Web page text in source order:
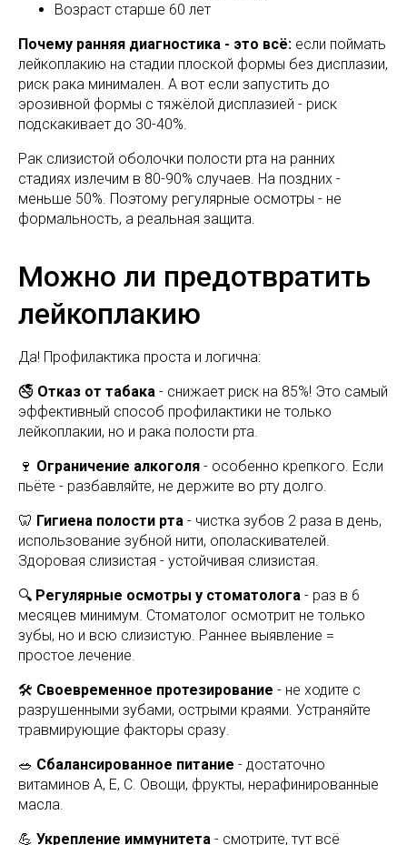
Возраст старше 60 лет
Почему ранняя диагностика - это всё: если поймать
лейкоплакию на стадии плоской формы без дисплазии,
риск рака минимален. А вот если запустить до
эрозивной формы с тяжёлой дисплазией - риск
подскакивает до 30-40%.
Рак слизистой оболочки полости рта на ранних
стадиях излечим в 80-90% случаев. На поздних -
меньше 50%. Поэтому регулярные осмотры - не
формальность, а реальная защита.
Можно ли предотвратить
лейкоплакию
Да! Профилактика проста и логична:
🚭 Отказ от табака - снижает риск на 85%! Это самый
эффективный способ профилактики не только
лейкоплакии, но и рака полости рта.
🍷 Ограничение алкоголя - особенно крепкого. Если
пьёте - разбавляйте, не держите во рту долго.
🦷 Гигиена полости рта - чистка зубов 2 раза в день,
использование зубной нити, ополаскивателей.
Здоровая слизистая - устойчивая слизистая.
🔍 Регулярные осмотры у стоматолога - раз в 6
месяцев минимум. Стоматолог осмотрит не только
зубы, но и всю слизистую. Раннее выявление =
простое лечение.
🛠️ Своевременное протезирование - не ходите с
разрушенными зубами, острыми краями. Устраняйте
травмирующие факторы сразу.
🥗 Сбалансированное питание - достаточно
витаминов А, Е, С. Овощи, фрукты, нерафинированные
масла.
💪 Укрепление иммунитета - смотрите, тут всё